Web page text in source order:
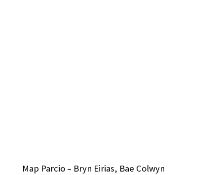
Map Parcio – Bryn Eirias, Bae Colwyn